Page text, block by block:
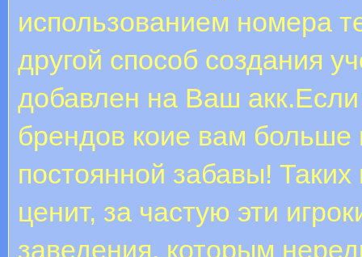
использованием номера
другой способ создания
добавлен на Ваш
брендов коие вам больше
постоянной забавы!
ценит, за частую эти
заведения, которым